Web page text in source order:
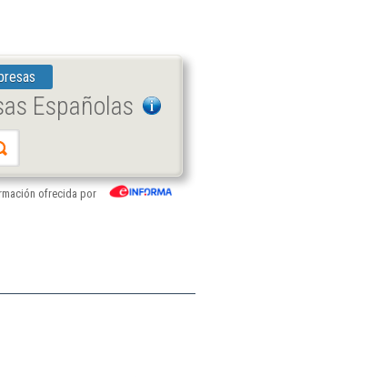
Españolas
ofrecida por